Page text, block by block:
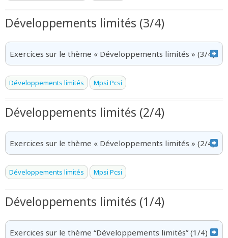
Développements limités (3/4)
Exercices sur le thème « Développements limités » (3/4)
Développements limités Mpsi Pcsi
Développements limités (2/4)
Exercices sur le thème « Développements limités » (2/4)
Développements limités Mpsi Pcsi
Développements limités (1/4)
Exercices sur le thème “Développements limités” (1/4)